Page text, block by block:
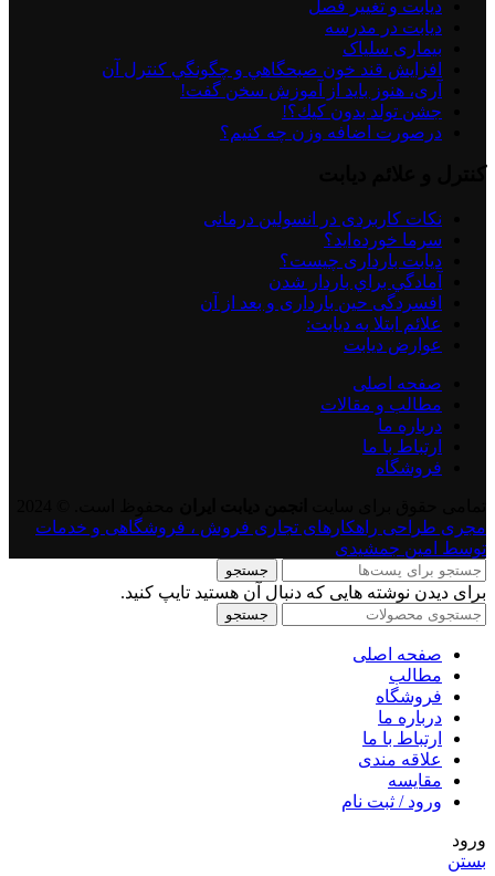
دیابت و تغییر فصل
دیابت در مدرسه
بیماری سلیاک
افزايش قند خون صبحگاهي و چگونگي كنترل آن
آری، هنوز باید از آموزش سخن گفت!
جشن تولد بدون كيك؟!
درصورت اضافه وزن چه کنیم؟
نكات كاربردی در انسولين درمانی
سرما خورده اید؟
دیابت بارداری چیست؟
آمادگي براي باردار شدن
افسردگی حین بارداری و بعد از آن
علائم ابتلا به دیابت:
عوارض ديابت
صفحه اصلی
مطالب و مقالات
درباره ما
ارتباط با ما
فروشگاه
مجری طراحی راهکارهای تجاری فروش ، فروشگاهی و خدمات
توسط امین جمشیدی
جستجو
برای دیدن نوشته هایی که دنبال آن هستید تایپ کنید.
جستجو
صفحه اصلی
مطالب
فروشگاه
درباره ما
ارتباط با ما
علاقه مندی
مقايسه
ورود / ثبت نام
ورود
بستن